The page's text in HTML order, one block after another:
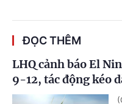
ĐỌC THÊM
LHQ cảnh báo El
9-12, tác động kéo